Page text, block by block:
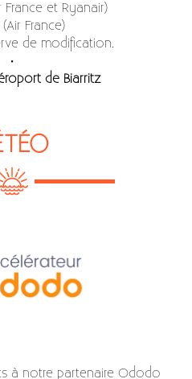
France et Ryanair)
(Air France)
de modification.
•
de Biarritz
à notre partenaire Ododo